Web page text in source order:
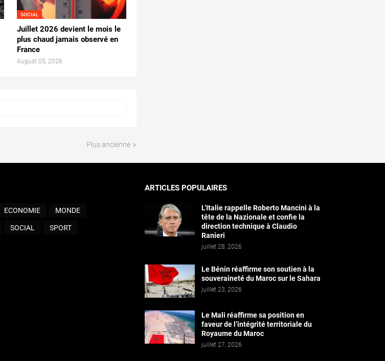
SOCIAL
Juillet 2026 devient le mois le
plus chaud jamais observé en
France
August 05, 2026
Plus ancienne
ECONOMIE MONDE
SOCIAL SPORT
ARTICLES POPULAIRES
L’Italie rappelle Roberto Mancini à la
tête de la Nazionale et confie la
direction technique à Claudio
Ranieri
juillet 28, 2026
Le Bénin réaffirme son soutien à la
souveraineté du Maroc sur le Sahara
juillet 23, 2026
Le Mali réaffirme sa position en
faveur de l’intégrité territoriale du
Royaume du Maroc
juillet 27, 2026